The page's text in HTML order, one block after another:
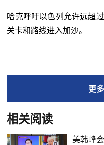
哈克呼吁以色列允许远超
关卡和路线进入加沙。
更多
相关阅读
美韩峰